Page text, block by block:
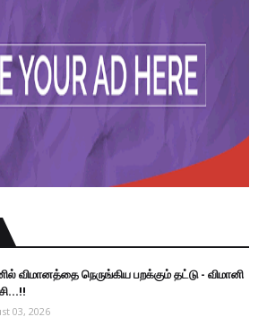
விமானத்தை நெருங்கிய பறக்கும் தட்டு - விமானி
03, 2026